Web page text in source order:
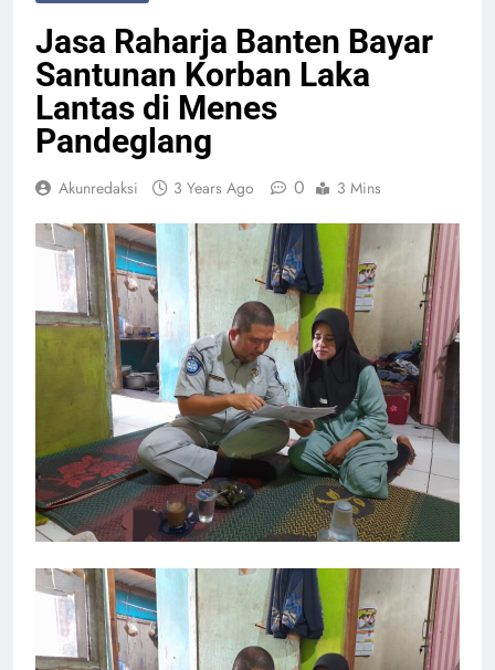
Jasa Raharja Banten Bayar
Santunan Korban Laka
Lantas di Menes
Pandeglang
Akunredaksi 3 Years Ago 0 3 Mins